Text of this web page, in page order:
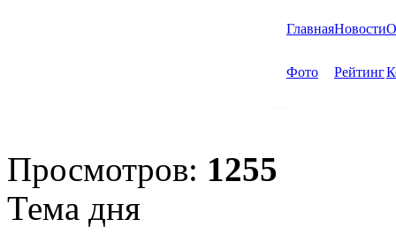
ГлавнаяНовости
Фото Рейтинг
Просмотров: 1255
Тема дня